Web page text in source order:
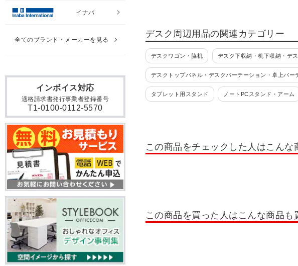
デスク周辺用品の関連カテゴリー
デスクワゴン・脇机 デスク下収納・机下収納・デ
デスクトップパネル・デスクパーテーション・卓上パー
タブレット用スタンド ノートPCスタンド・アーム
この商品をチェックした人はこん
この商品を買った人はこんな商品も
インボイス対応
適格請求書発行事業者登録番号
T1-0100-0112-5570
イナバ
全てのブランド・メーカーを見る